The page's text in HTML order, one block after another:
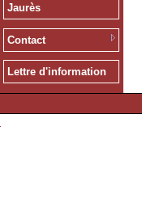
Jaurès
Contact
Lettre d'information